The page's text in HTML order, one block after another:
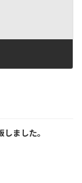
ました。